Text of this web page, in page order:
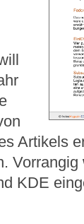
Artikels
Vorrangig
KDE